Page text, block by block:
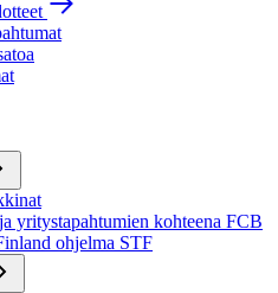
yritystapahtumien kohteena FCB
ohjelma STF